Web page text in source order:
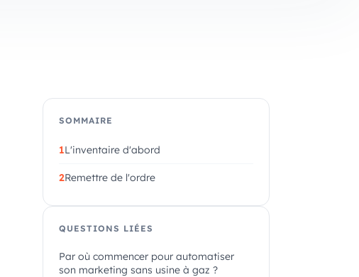
SOMMAIRE
L'inventaire d'abord
Remettre de l'ordre
QUESTIONS LIÉES
Par où commencer pour automatiser
son marketing sans usine à gaz ?